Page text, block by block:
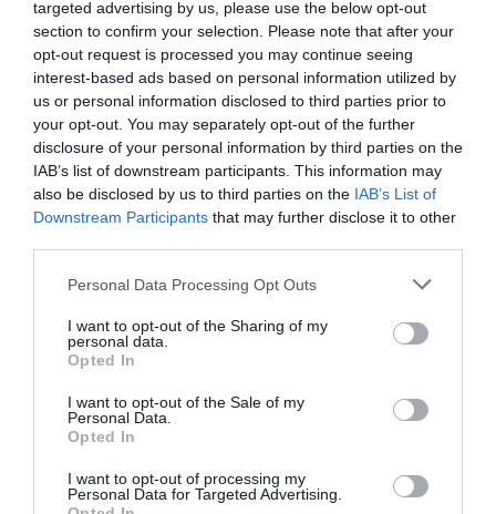
targeted advertising by us, please use the below opt-out
section to confirm your selection. Please note that after your
opt-out request is processed you may continue seeing
interest-based ads based on personal information utilized by
us or personal information disclosed to third parties prior to
your opt-out. You may separately opt-out of the further
disclosure of your personal information by third parties on the
IAB’s list of downstream participants. This information may
also be disclosed by us to third parties on the IAB’s List of
Downstream Participants that may further disclose it to other
Personal Data Processing Opt Outs
I want to opt-out of the Sharing of my
personal data.
Opted In
I want to opt-out of the Sale of my
Personal Data.
Opted In
I want to opt-out of processing my
Personal Data for Targeted Advertising.
Μέσα από τη συγκεκριμένη πρωτοβουλία, η COSMOTE
TELEKOM επιβεβαιώνει τη διαχρονική δέσμευσή της
στη βιώσιμη ανάπτυξη και την κυκλική οικονομία,
μετατρέποντας την ανακύκλωση συσκευών σε πράξη με
πραγματικό περιβαλλοντικό αποτύπωμα.
Ακολουθήστε το Culturenow.gr στο Google News
μάθετε πρώτοι όλες τις ειδήσεις
Πολιτισμό στοCulturenow.gr
Νέοι Διαγωνισμοί
Newsletter
Κάθε βδομάδα στο e-mail σας τα τελευταία νέα για
την Τέχνη και τον Πολιτισμό!